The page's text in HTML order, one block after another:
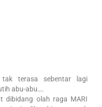
terasa sebentar lagi
abu-abu….
dibidang olah raga MARI